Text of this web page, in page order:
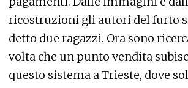
ricostruzioni gli autori del furto
detto due ragazzi. Ora sono
volta che un punto vendita
questo sistema a Trieste, dove